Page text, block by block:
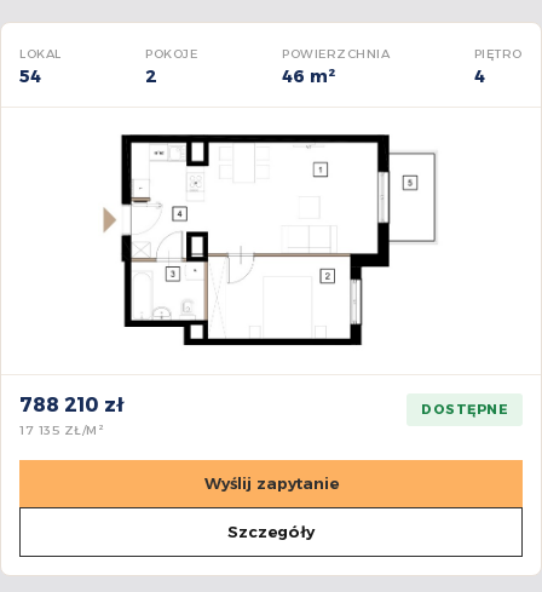
LOKAL
54
POKOJE
2
POWIERZCHNIA
46 m²
PIĘTRO
4
788 210 zł
17 135 ZŁ/M²
DOSTĘPNE
Wyślij zapytanie
Szczegóły